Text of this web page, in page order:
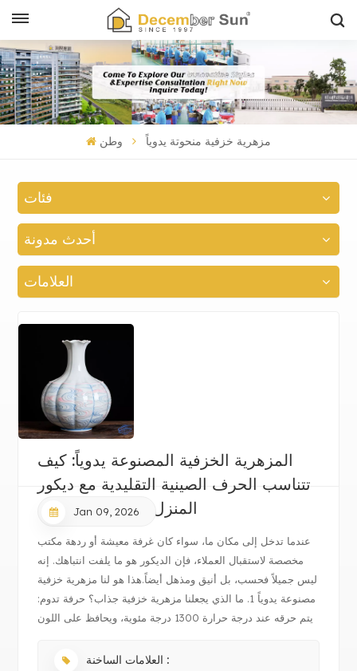
وطن مزهرية خزفية منحوتة يدوياً
فئات
أحدث مدونة
العلامات
المزهرية الخزفية المصنوعة يدوياً: كيف
تتناسب الحرف الصينية التقليدية مع ديكور
المنزل والمكتب الحديث
Jan 09, 2026
عندما تدخل إلى مكان ما، سواء كان غرفة معيشة أو ردهة مكتب
مخصصة لاستقبال العملاء، فإن الديكور هو ما يلفت انتباهك. إنه
ليس جميلاً فحسب، بل أنيق ومذهل أيضاً.هذا هو لنا مزهرية خزفية
مصنوعة يدوياً 1. ما الذي يجعلنا مزهرية خزفية جذاب؟ حرفة تدوم:
يتم حرقه عند درجة حرارة 1300 درجة مئوية، ويحافظ على اللون
العلامات الساخنة :